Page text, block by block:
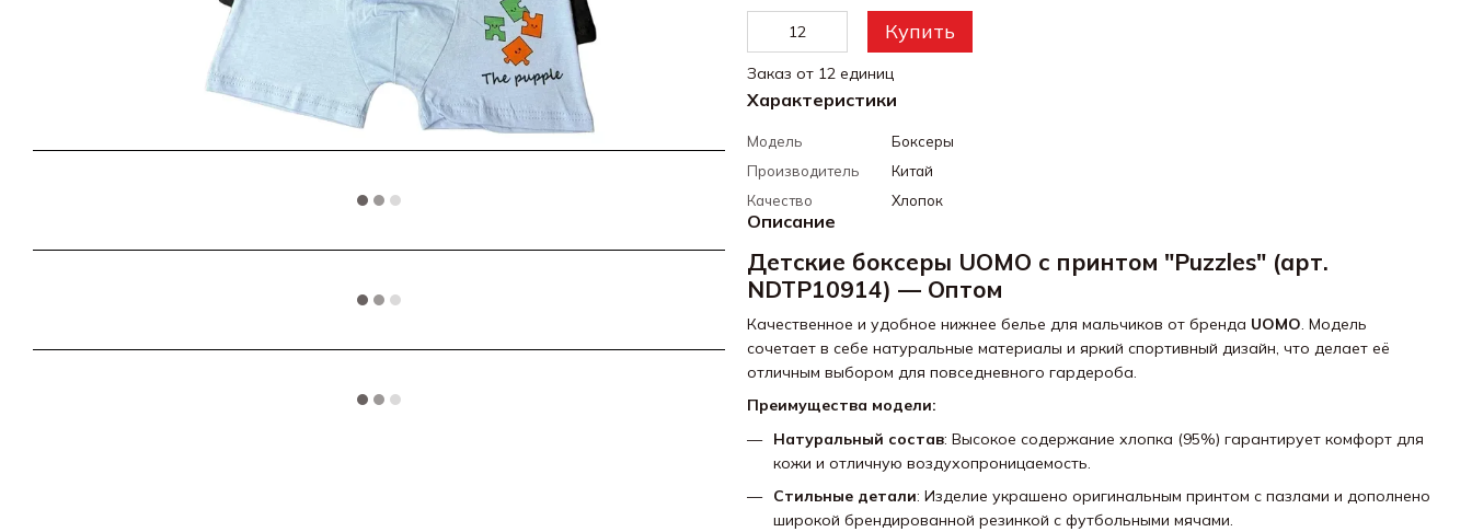
Купить
Заказ от 12 единиц
Характеристики
Модель
Боксеры
Производитель
Китай
Качество
Хлопок
Описание
Детские боксеры UOMO с принтом "Puzzles" (арт.
NDTP10914) — Оптом
Качественное и удобное нижнее белье для мальчиков от бренда UOMO. Модель
сочетает в себе натуральные материалы и яркий спортивный дизайн, что делает её
отличным выбором для повседневного гардероба.
Преимущества модели:
Натуральный состав: Высокое содержание хлопка (95%) гарантирует комфорт для
кожи и отличную воздухопроницаемость.
Стильные детали: Изделие украшено оригинальным принтом с пазлами и дополнено
широкой брендированной резинкой с футбольными мячами.